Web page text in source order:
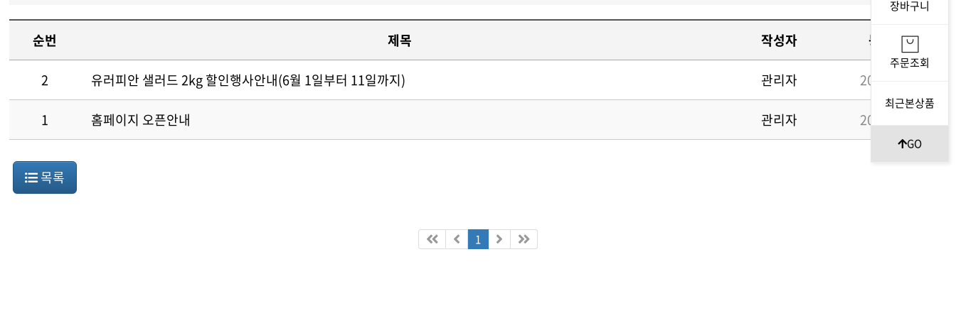
순번 제목 작성자 등록일자
2 유러피안 샐러드 2kg 할인행사안내(6월 1일부터 11일까지) 관리자 2023-05-30
1 홈페이지 오픈안내 관리자 2023-02-20
목록
1
장바구니
주문조회
최근본상품
GO